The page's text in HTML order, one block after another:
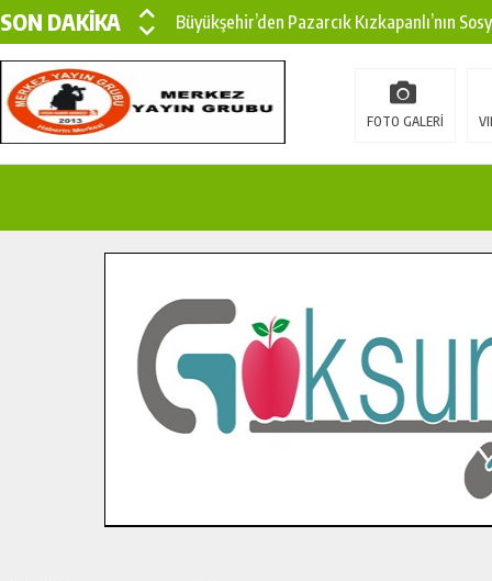
SON DAKİKA
Büyükşehir’den Pazarcık Kızkapanlı’nın
Büyükşehir’den Pazarcık Kırsalına Modern
Çin’den KSÜ’ye Uluslararası Başarı:
İlçe Jandarma Komutanı Karakaya’dan
Bertiz’in Yeni Köprüsünde Sona Doğru.
FOTO GALERİ